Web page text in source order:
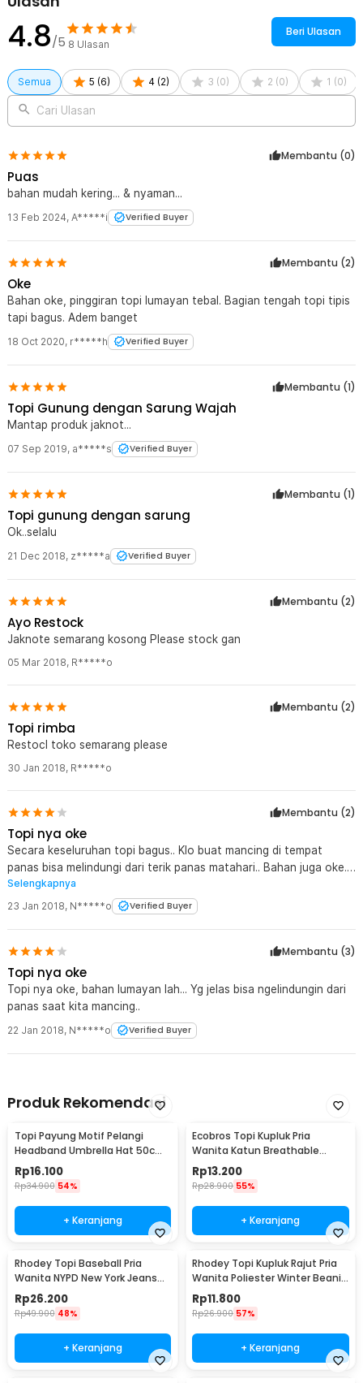
4.8/5 8 Ulasan
Beri Ulasan
Semua 5 (6) 4 (2) 3 (0) 2 (0) 1 (0)
Cari Ulasan
Membantu (0)
Puas
bahan mudah kering... & nyaman...
13 Feb 2024, A*****i Verified Buyer
Membantu (2)
Oke
Bahan oke, pinggiran topi lumayan tebal. Bagian tengah topi tipis
tapi bagus. Adem banget
18 Oct 2020, r*****h Verified Buyer
Membantu (1)
Topi Gunung dengan Sarung Wajah
Mantap produk jaknot...
07 Sep 2019, a*****s Verified Buyer
Membantu (1)
Topi gunung dengan sarung
Ok..selalu
21 Dec 2018, z*****a Verified Buyer
Membantu (2)
Ayo Restock
Jaknote semarang kosong Please stock gan
05 Mar 2018, R*****o
Membantu (2)
Topi rimba
Restocl toko semarang please
30 Jan 2018, R*****o
Membantu (2)
Topi nya oke
Secara keseluruhan topi bagus.. Klo buat mancing di tempat
panas bisa melindungi dari terik panas matahari.. Bahan juga oke..
Yg jelas harga nya jauh lebih murah dari toko online yg lain nya..
Sukses terus buat jaknot.. Di tunggu barang2 yg baru lagi...
Selengkapnya
23 Jan 2018, N*****o Verified Buyer
Membantu (3)
Topi nya oke
Topi nya oke, bahan lumayan lah... Yg jelas bisa ngelindungin dari
panas saat kita mancing..
22 Jan 2018, N*****o Verified Buyer
Produk Rekomendasi
Topi Payung Motif Pelangi
Headband Umbrella Hat 50cm
- W655
Rp16.100
Rp34.900 54%
+ Keranjang
Ecobros Topi Kupluk Pria
Wanita Katun Breathable
Winter Beanie Hat - EC001
Rp13.200
Rp28.900 55%
+ Keranjang
Rhodey Topi Baseball Pria
Wanita NYPD New York Jeans
Polyester Cap - S8R
Rp26.200
Rp49.900 48%
+ Keranjang
Rhodey Topi Kupluk Rajut Pria
Wanita Poliester Winter Beanie
Hat - R54
Rp11.800
Rp26.900 57%
+ Keranjang